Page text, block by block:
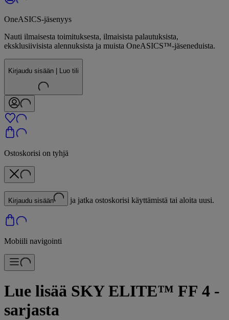
OneASICS-jäsenyys
Nauti ilmaisesta toimituksesta, ilmaisista palautuksista,
eksklusiivisista alennuksista ja muista OneASICS™-jäseneduista.
Kirjaudu sisään | Luo tili
Ostoskorisi on tyhjä
Kirjaudu sisään ja jatka ostoskorisi käyttämistä tai aloita uusi.
Mobiili navigointi
Lue lisää SKY ELITE™ FF 4 -
sarjasta